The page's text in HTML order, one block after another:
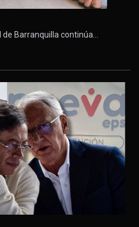
Barranquilla continúa…